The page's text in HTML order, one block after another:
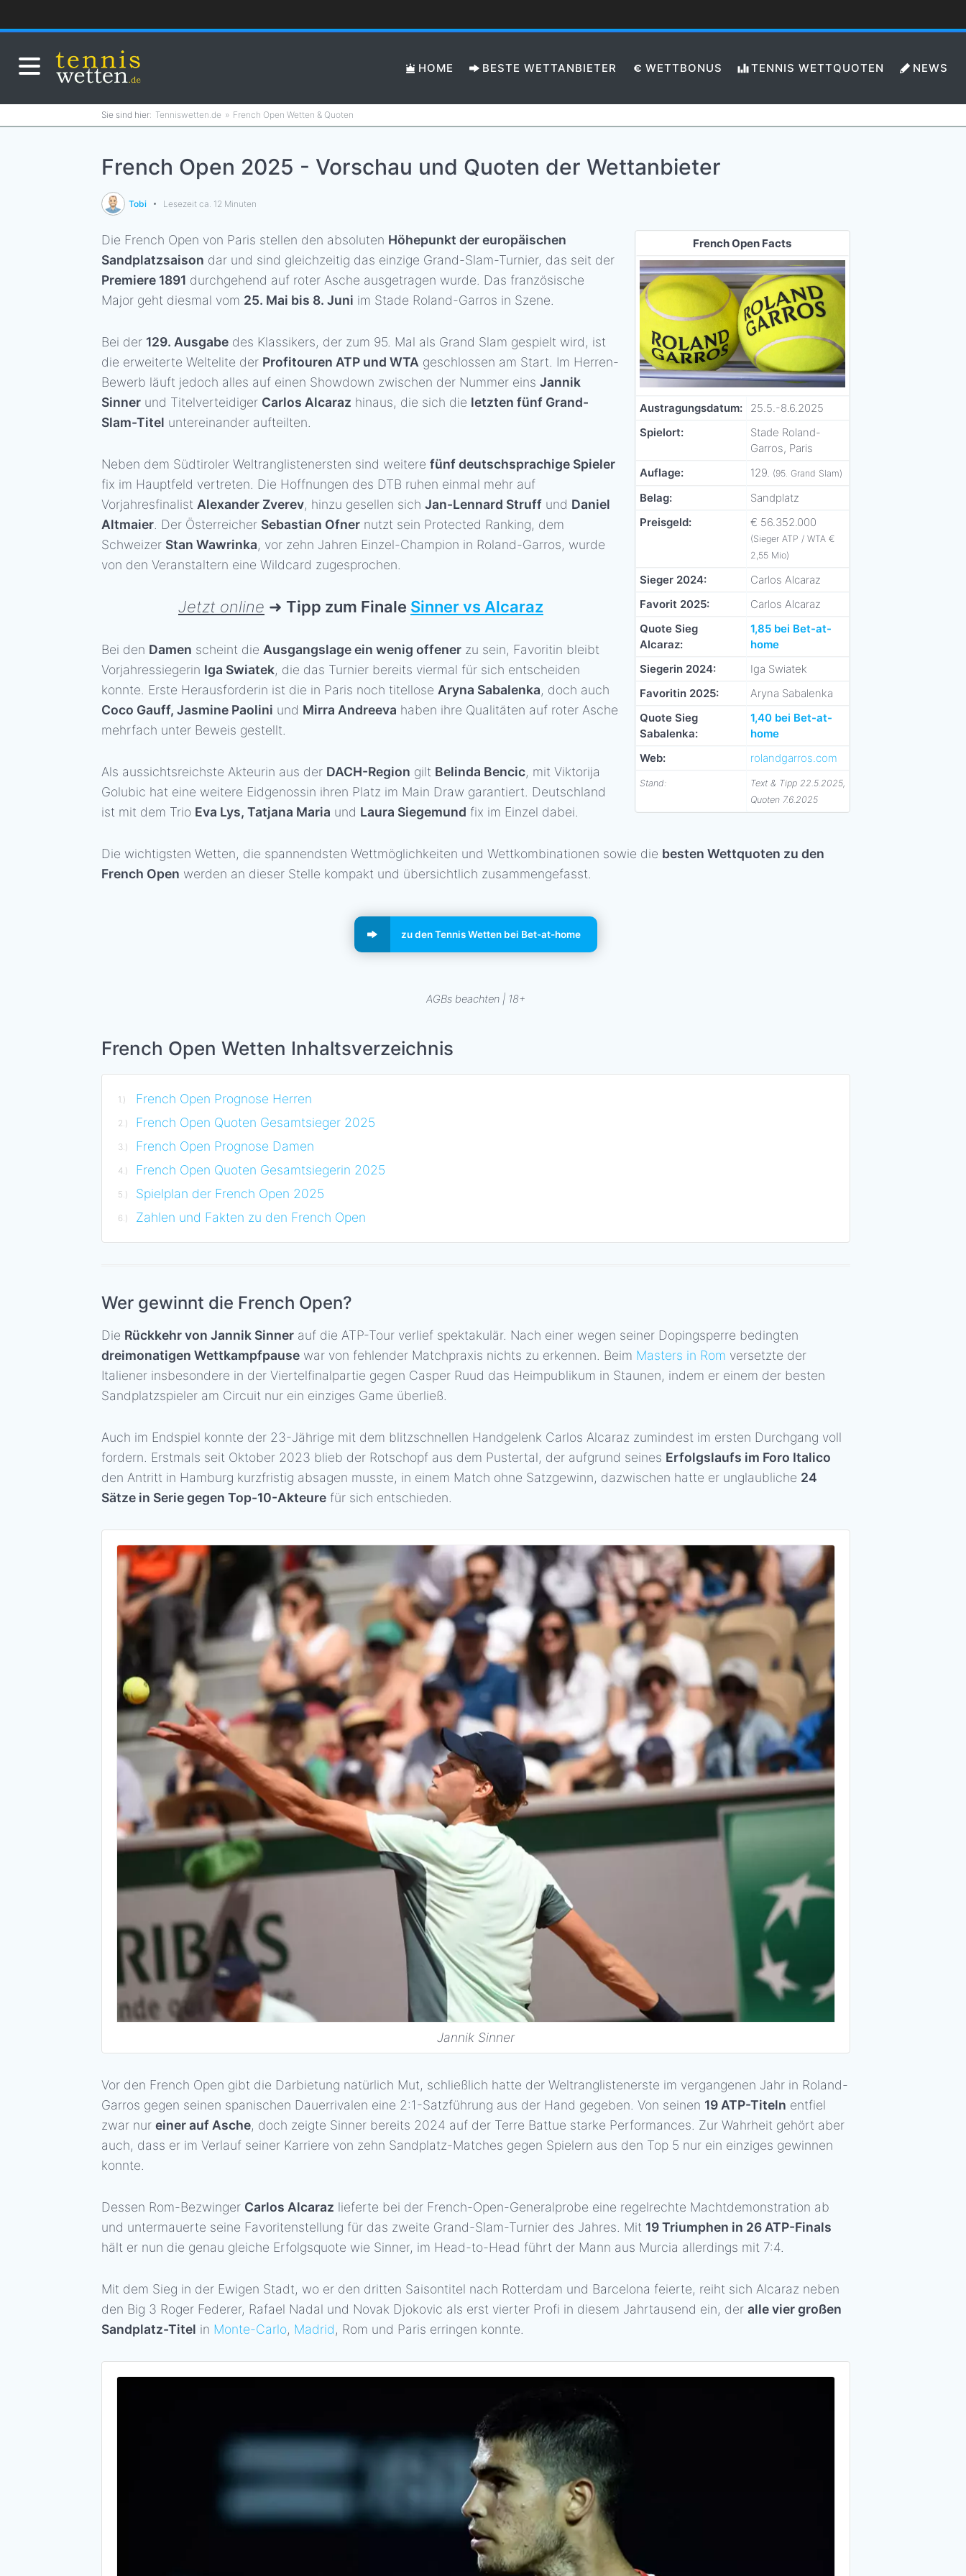
HOME BESTE WETTANBIETER WETTBONUS TENNIS WETTQUOTEN NEWS
Tenniswetten.de French Open Wetten & Quoten
French Open 2025 - Vorschau und Quoten der Wettanbieter
Tobi Lesezeit ca. 12 Minuten
French Open Facts
Austragungsdatum:
25.5.-8.6.2025
Spielort:
Stade Roland-
Garros, Paris
Auflage:
129. (95. Grand Slam)
Belag:
Sandplatz
Preisgeld:
€ 56.352.000
(Sieger ATP / WTA €
2,55 Mio)
Sieger 2024:
Carlos Alcaraz
Favorit 2025:
Carlos Alcaraz
Quote Sieg
Alcaraz:
1,85 bei Bet-at-
home
Siegerin 2024:
Iga Swiatek
Favoritin 2025:
Aryna Sabalenka
Quote Sieg
Sabalenka:
1,40 bei Bet-at-
home
Web:
rolandgarros.com
Stand:
Text & Tipp 22.5.2025,
Quoten 7.6.2025
Die French Open von Paris stellen den absoluten Höhepunkt der europäischen
Sandplatzsaison dar und sind gleichzeitig das einzige Grand-Slam-Turnier, das seit der
Premiere 1891 durchgehend auf roter Asche ausgetragen wurde. Das französische
Major geht diesmal vom 25. Mai bis 8. Juni im Stade Roland-Garros in Szene.
Bei der 129. Ausgabe des Klassikers, der zum 95. Mal als Grand Slam gespielt wird, ist
die erweiterte Weltelite der Profitouren ATP und WTA geschlossen am Start. Im Herren-
Bewerb läuft jedoch alles auf einen Showdown zwischen der Nummer einsJannik
Sinner und Titelverteidiger Carlos Alcaraz hinaus, die sich die letzten fünf Grand-
Slam-Titel untereinander aufteilten.
Neben dem Südtiroler Weltranglistenersten sind weiterefünf deutschsprachige Spieler
fix im Hauptfeld vertreten. Die Hoffnungen des DTB ruhen einmal mehr auf
Vorjahresfinalist Alexander Zverev, hinzu gesellen sichJan-Lennard Struff und Daniel
Altmaier. Der Österreicher Sebastian Ofner nutzt sein Protected Ranking, dem
Schweizer Stan Wawrinka, vor zehn Jahren Einzel-Champion in Roland-Garros, wurde
von den Veranstaltern eine Wildcard zugesprochen.
Jetzt online ➜ Tipp zum Finale Sinner vs Alcaraz
Bei den Damen scheint die Ausgangslage ein wenig offener zu sein, Favoritin bleibt
Vorjahressiegerin Iga Swiatek, die das Turnier bereits viermal für sich entscheiden
konnte. Erste Herausforderin ist die in Paris noch titellose Aryna Sabalenka, doch auch
Coco Gauff, Jasmine Paolini und Mirra Andreeva haben ihre Qualitäten auf roter Asche
mehrfach unter Beweis gestellt.
Als aussichtsreichste Akteurin aus der DACH-Region gilt Belinda Bencic, mit Viktorija
Golubic hat eine weitere Eidgenossin ihren Platz im Main Draw garantiert. Deutschland
ist mit dem Trio Eva Lys, Tatjana Maria und Laura Siegemund fix im Einzel dabei.
Die wichtigsten Wetten, die spannendsten Wettmöglichkeiten und Wettkombinationen sowie die besten Wettquoten zu den
French Open werden an dieser Stelle kompakt und übersichtlich zusammengefasst.
zu den Tennis Wetten bei Bet-at-home
AGBs beachten | 18+
French Open Wetten Inhaltsverzeichnis
French Open Prognose Herren
French Open Quoten Gesamtsieger 2025
French Open Prognose Damen
French Open Quoten Gesamtsiegerin 2025
Spielplan der French Open 2025
Zahlen und Fakten zu den French Open
Wer gewinnt die French Open?
Die Rückkehr von Jannik Sinner auf die ATP-Tour verlief spektakulär. Nach einer wegen seiner Dopingsperre bedingten
dreimonatigen Wettkampfpause war von fehlender Matchpraxis nichts zu erkennen. Beim Masters in Rom versetzte der
Italiener insbesondere in der Viertelfinalpartie gegen Casper Ruud das Heimpublikum in Staunen, indem er einem der besten
Sandplatzspieler am Circuit nur ein einziges Game überließ.
Auch im Endspiel konnte der 23-Jährige mit dem blitzschnellen Handgelenk Carlos Alcaraz zumindest im ersten Durchgang voll
fordern. Erstmals seit Oktober 2023 blieb der Rotschopf aus dem Pustertal, der aufgrund seines Erfolgslaufs im Foro Italico
den Antritt in Hamburg kurzfristig absagen musste, in einem Match ohne Satzgewinn, dazwischen hatte er unglaubliche 24
Sätze in Serie gegen Top-10-Akteure für sich entschieden.
Jannik Sinner
Vor den French Open gibt die Darbietung natürlich Mut, schließlich hatte der Weltranglistenerste im vergangenen Jahr in Roland-
Garros gegen seinen spanischen Dauerrivalen eine 2:1-Satzführung aus der Hand gegeben. Von seinen 19 ATP-Titeln entfiel
zwar nureiner auf Asche, doch zeigte Sinner bereits 2024 auf der Terre Battue starke Performances. Zur Wahrheit gehört aber
auch, dass er im Verlauf seiner Karriere von zehn Sandplatz-Matches gegen Spielern aus den Top 5 nur ein einziges gewinnen
konnte.
Dessen Rom-Bezwinger Carlos Alcaraz lieferte bei der French-Open-Generalprobe eine regelrechte Machtdemonstration ab
und untermauerte seine Favoritenstellung für das zweite Grand-Slam-Turnier des Jahres. Mit 19 Triumphen in 26 ATP-Finals
hält er nun die genau gleiche Erfolgsquote wie Sinner, im Head-to-Head führt der Mann aus Murcia allerdings mit 7:4.
Mit dem Sieg in der Ewigen Stadt, wo er den dritten Saisontitel nach Rotterdam und Barcelona feierte, reiht sich Alcaraz neben
den Big 3 Roger Federer, Rafael Nadal und Novak Djokovic als erst vierter Profi in diesem Jahrtausend ein, deralle vier großen
Sandplatz-Titel in Monte-Carlo, Madrid, Rom und Paris erringen konnte.